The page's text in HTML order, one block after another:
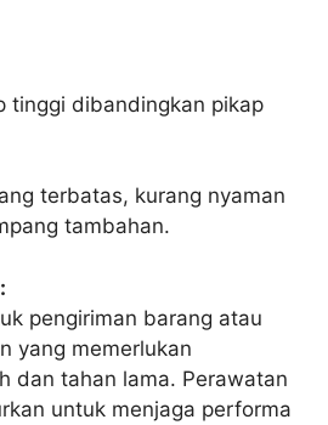
tinggi dibandingkan pikap
terbatas, kurang nyaman
tambahan.
pengiriman barang atau
yang memerlukan
dan tahan lama. Perawatan
untuk menjaga performa